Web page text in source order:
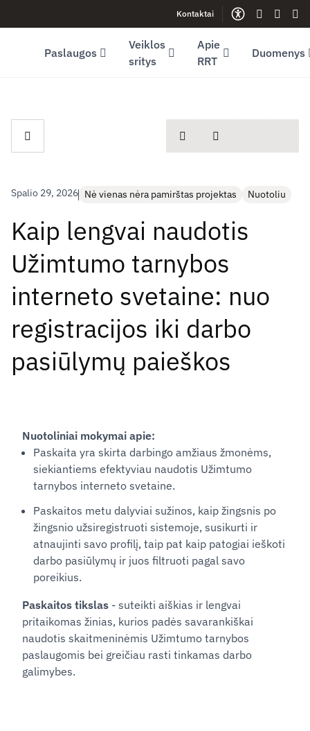
Youtube (opens in new window)Kontaktai
Gestų
Paslaugos
Veiklos
sritys
Apie
RRT
Duomenys
spausdintiDalintis
Spalio 29, 2026 Nė vienas nėra pamirštas projektas Nuotoliu
Kaip lengvai naudotis
Užimtumo tarnybos
interneto svetaine: nuo
registracijos iki darbo
pasiūlymų paieškos
Nuotoliniai mokymai apie:
Paskaita yra skirta darbingo amžiaus žmonėms,
siekiantiems efektyviau naudotis Užimtumo
tarnybos interneto svetaine.
Paskaitos metu dalyviai sužinos, kaip žingsnis po
žingsnio užsiregistruoti sistemoje, susikurti ir
atnaujinti savo profilį, taip pat kaip patogiai ieškoti
darbo pasiūlymų ir juos filtruoti pagal savo
poreikius.
Paskaitos tikslas - suteikti aiškias ir lengvai
pritaikomas žinias, kurios padės savarankiškai
naudotis skaitmeninėmis Užimtumo tarnybos
paslaugomis bei greičiau rasti tinkamas darbo
galimybes.